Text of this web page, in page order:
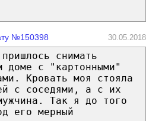
№150398 30.05.2018
снимать
доме с "картонными"
Кровать моя стояла
с соседями, а с их
Так я до того
его мерный